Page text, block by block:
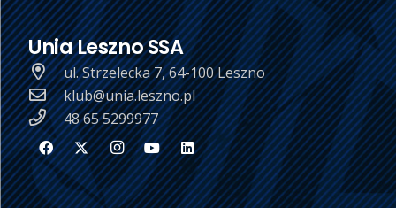
Unia Leszno SSA
ul. Strzelecka 7, 64-100 Leszno
klub@unia.leszno.pl
48 65 5299977